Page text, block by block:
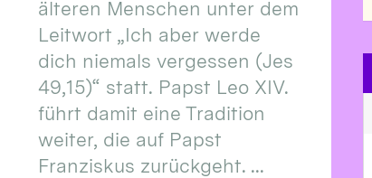
älteren Menschen unter dem
Leitwort „Ich aber werde
dich niemals vergessen (Jes
49,15)“ statt. Papst Leo XIV.
führt damit eine Tradition
weiter, die auf Papst
Franziskus zurückgeht. ...